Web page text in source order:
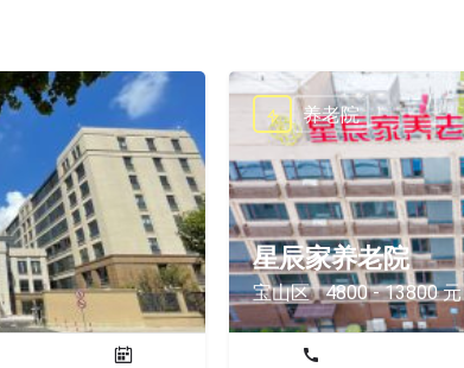
星辰家养老院
宝山区 4800 - 13800 元
养老院